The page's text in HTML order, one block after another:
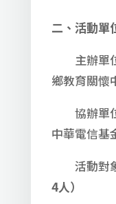
二、活動單
主辦單位
鄉教育關懷
協辦單位
中華電信基
活動對象
4人）